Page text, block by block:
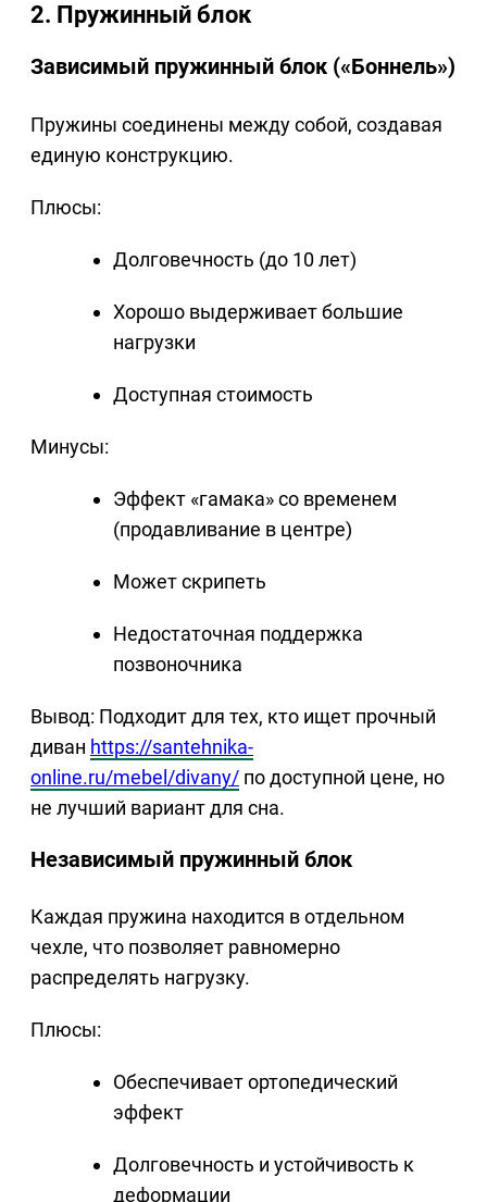
2. Пружинный блок
Зависимый пружинный блок («Боннель»)
Пружины соединены между собой, создавая
единую конструкцию.
Плюсы:
Долговечность (до 10 лет)
Хорошо выдерживает большие
нагрузки
Доступная стоимость
Минусы:
Эффект «гамака» со временем
(продавливание в центре)
Может скрипеть
Недостаточная поддержка
позвоночника
Вывод: Подходит для тех, кто ищет прочный
диван https://santehnika-
online.ru/mebel/divany/ по доступной цене, но
не лучший вариант для сна.
Независимый пружинный блок
Каждая пружина находится в отдельном
чехле, что позволяет равномерно
распределять нагрузку.
Плюсы:
Обеспечивает ортопедический
эффект
Долговечность и устойчивость к
деформации